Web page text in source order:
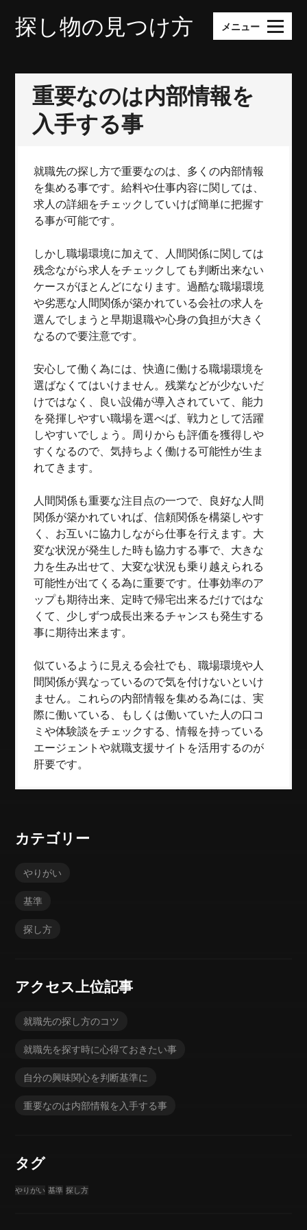
探し物の見つけ方 メニュー
重要なのは内部情報を
入手する事
就職先の探し方で重要なのは、多くの内部情報
を集める事です。給料や仕事内容に関しては、
求人の詳細をチェックしていけば簡単に把握す
る事が可能です。
しかし職場環境に加えて、人間関係に関しては
残念ながら求人をチェックしても判断出来ない
ケースがほとんどになります。過酷な職場環境
や劣悪な人間関係が築かれている会社の求人を
選んでしまうと早期退職や心身の負担が大きく
なるので要注意です。
安心して働く為には、快適に働ける職場環境を
選ばなくてはいけません。残業などが少ないだ
けではなく、良い設備が導入されていて、能力
を発揮しやすい職場を選べば、戦力として活躍
しやすいでしょう。周りからも評価を獲得しや
すくなるので、気持ちよく働ける可能性が生ま
れてきます。
人間関係も重要な注目点の一つで、良好な人間
関係が築かれていれば、信頼関係を構築しやす
く、お互いに協力しながら仕事を行えます。大
変な状況が発生した時も協力する事で、大きな
力を生み出せて、大変な状況も乗り越えられる
可能性が出てくる為に重要です。仕事効率のア
ップも期待出来、定時で帰宅出来るだけではな
くて、少しずつ成長出来るチャンスも発生する
事に期待出来ます。
似ているように見える会社でも、職場環境や人
間関係が異なっているので気を付けないといけ
ません。これらの内部情報を集める為には、実
際に働いている、もしくは働いていた人の口コ
ミや体験談をチェックする、情報を持っている
エージェントや就職支援サイトを活用するのが
肝要です。
カテゴリー
やりがい
基準
探し方
アクセス上位記事
就職先の探し方のコツ
就職先を探す時に心得ておきたい事
自分の興味関心を判断基準に
重要なのは内部情報を入手する事
タグ
やりがい 基準 探し方